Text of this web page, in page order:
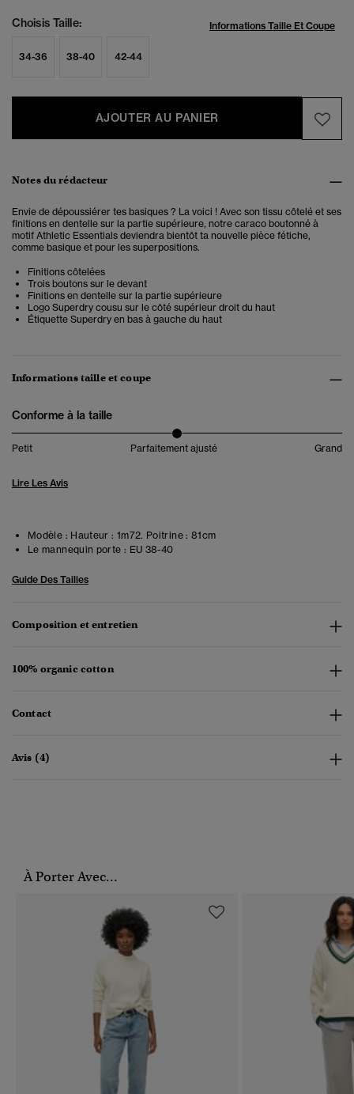
Choisis Taille: Informations Taille Et Coupe
34-36 38-40 42-44
AJOUTER AU PANIER
Notes du rédacteur
Envie de dépoussiérer tes basiques ? La voici ! Avec son tissu côtelé et ses
finitions en dentelle sur la partie supérieure, notre caraco boutonné à
motif Athletic Essentials deviendra bientôt ta nouvelle pièce fétiche,
comme basique et pour les superpositions.
Finitions côtelées
Trois boutons sur le devant
Finitions en dentelle sur la partie supérieure
Logo Superdry cousu sur le côté supérieur droit du haut
Étiquette Superdry en bas à gauche du haut
Informations taille et coupe
Conforme à la taille
Petit Parfaitement ajusté Grand
Lire Les Avis
Modèle : Hauteur : 1m72. Poitrine : 81cm
Le mannequin porte : EU 38-40
Guide Des Tailles
Composition et entretien
100% organic cotton
Contact
Avis (4)
À Porter Avec...